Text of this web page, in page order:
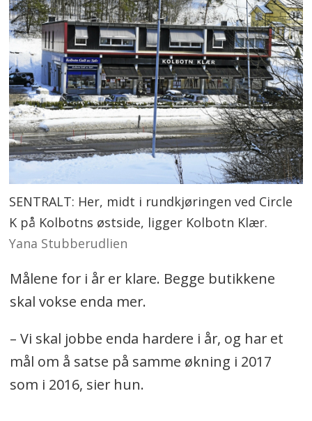
SENTRALT: Her, midt i rundkjøringen ved Circle
K på Kolbotns østside, ligger Kolbotn Klær.
Yana Stubberudlien
Målene for i år er klare. Begge butikkene
skal vokse enda mer.
– Vi skal jobbe enda hardere i år, og har et
mål om å satse på samme økning i 2017
som i 2016, sier hun.